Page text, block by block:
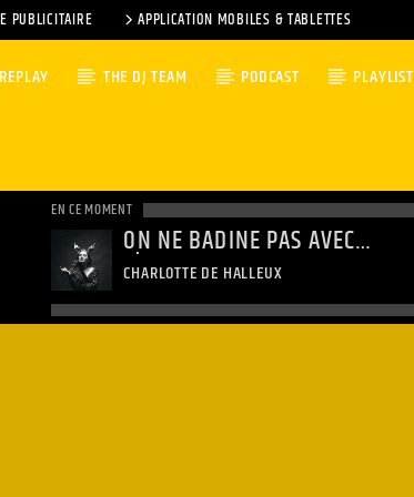
PUBLICITAIRE APPLICATION MOBILES & TABLETTES
REPLAY THE DJ TEAM PODCAST PLAYLIST
EN CE MOMENT
ON NE BADINE PAS AVEC
L'AMOUR
CHARLOTTE DE HALLEUX